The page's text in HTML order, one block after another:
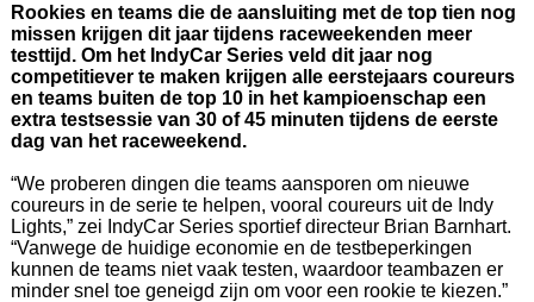
Rookies en teams die de aansluiting met de top tien nog
missen krijgen dit jaar tijdens raceweekenden meer
testtijd. Om het IndyCar Series veld dit jaar nog
competitiever te maken krijgen alle eerstejaars coureurs
en teams buiten de top 10 in het kampioenschap een
extra testsessie van 30 of 45 minuten tijdens de eerste
dag van het raceweekend.
“We proberen dingen die teams aansporen om nieuwe
coureurs in de serie te helpen, vooral coureurs uit de Indy
Lights,” zei IndyCar Series sportief directeur Brian Barnhart.
“Vanwege de huidige economie en de testbeperkingen
kunnen de teams niet vaak testen, waardoor teambazen er
minder snel toe geneigd zijn om voor een rookie te kiezen.”